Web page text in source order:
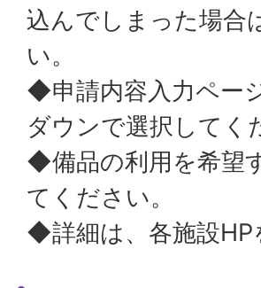
込んでしまった場合
い。
◆申請内容入力ペー
ダウンで選択して
◆備品の利用を希望
てください。
◆詳細は、各施設HP